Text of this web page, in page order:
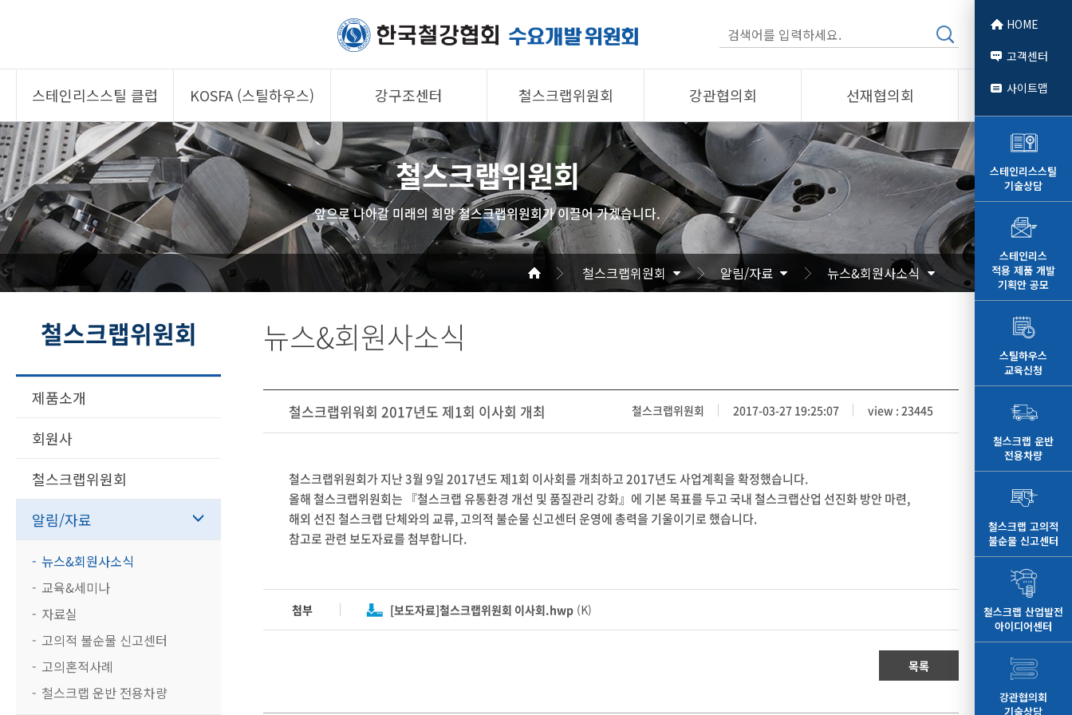
스테인리스스틸 클럽
제품소개
회원사
클럽 소개
정보/자문
사진/영상
제품 기획안 상시
공모
KOSFA (스틸하우스)
제품소개
회원사
KOSFA
알림/자료
사진/영상
강구조센터
제품소개
회원사
강구조센터
알림/자료
사진/영상
철스크랩위원회
제품소개
회원사
철스크랩위원회
알림/자료
사진/영상
강관협의회
제품 소개
회원사
협의회 소개
공지/자료
기술자문
사진/영상
선재협의회
제품소개
회원사
선재협의회
알림/자료
사진/영상
철스크랩위원회
앞으로 나아갈 미래의 희망 철스크랩위원회가 이끌어 가겠습니다.
철스크랩위원회 알림/자료 뉴스&회원사소식
철스크랩위원회
제품소개
회원사
철스크랩위원회
알림/자료
뉴스&회원사소식
교육&세미나
자료실
고의적 불순물 신고센터
고의혼적사례
철스크랩 운반 전용차량
뉴스&회원사소식
철스크랩위워회 2017년도 제1회 이사회 개최 철스크랩위원회 2017-03-27 19:25:07 view : 23445
철스크랩위원회가 지난 3월 9일 2017년도 제1회 이사회를 개최하고 2017년도 사업계획을 확정했습니다.
올해 철스크랩위원회는 『철스크랩 유통환경 개선 및 품질관리 강화』에 기본 목표를 두고 국내 철스크랩산업 선진화 방안 마련,
해외 선진 철스크랩 단체와의 교류, 고의적 불순물 신고센터 운영에 총력을 기울이기로 했습니다.
참고로 관련 보도자료를 첨부합니다.
첨부 [보도자료]철스크랩위원회 이사회.hwp (K)
목록
HOME
고객센터
사이트맵
스테인리스스틸
기술상담
스테인리스
적용 제품 개발
기획안 공모
스틸하우스
교육신청
철스크랩 운반
전용차량
철스크랩 고의적
불순물 신고센터
철스크랩 산업발전
아이디어센터
강관협의회
기술상담